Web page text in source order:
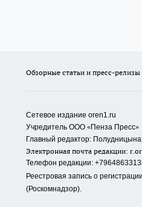
Обзорные статьи и пресс-релизы
Сетевое издание oren1.ru
Учредитель ООО «Пенза Пресс»
Главный редактор:
Электронная почта редакции:
Телефон редакции:
Реестровая запись о
(Роскомнадзор).